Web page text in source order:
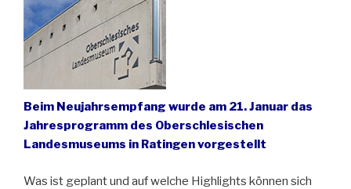
zu
Görlitz“
Beim Neujahrsempfang wurde am 21. Januar das
Jahresprogramm des Oberschlesischen
Landesmuseums in Ratingen vorgestellt
Was ist geplant und auf welche Highlights können sich